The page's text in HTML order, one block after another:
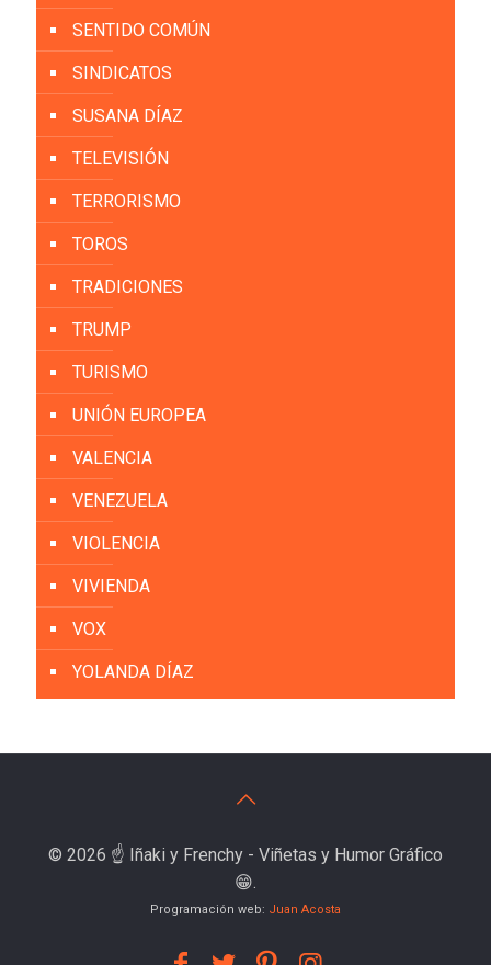
SENTIDO COMÚN
SINDICATOS
SUSANA DÍAZ
TELEVISIÓN
TERRORISMO
TOROS
TRADICIONES
TRUMP
TURISMO
UNIÓN EUROPEA
VALENCIA
VENEZUELA
VIOLENCIA
VIVIENDA
VOX
YOLANDA DÍAZ
© 2026 ☝️ Iñaki y Frenchy - Viñetas y Humor Gráfico
😁.
Programación web: Juan Acosta